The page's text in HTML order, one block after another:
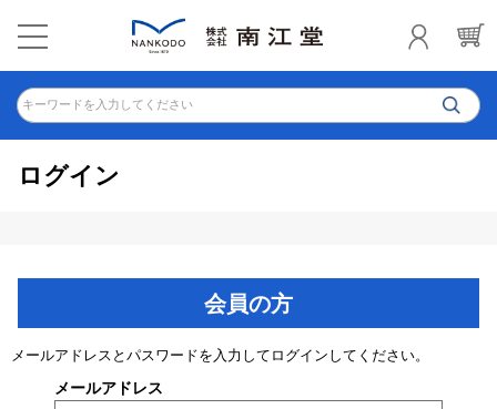
キーワードを入力してください
ログイン
会員の方
メールアドレスとパスワードを入力してログインしてください。
メールアドレス